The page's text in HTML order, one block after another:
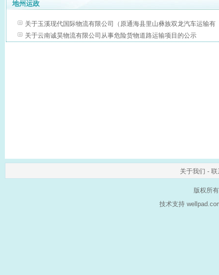
地州运政
关于玉溪现代国际物流有限公司（原通海县里山彝族双龙汽车运输有
关于云南诚昊物流有限公司从事危险货物道路运输项目的公示
关于我们 - 联
版权所
技术支持